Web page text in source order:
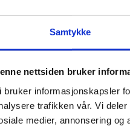
Samtykke
nettsiden bruker
bruker informasjonskapsler
trafikken vår. Vi
medier, annonsering og
på Jelsa. Info får du
for Hjort er:
opp til 25 år.
2500